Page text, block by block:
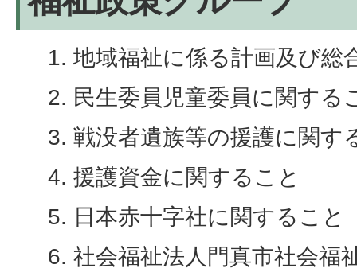
地域福祉に係る計画及び総
民生委員児童委員に関する
戦没者遺族等の援護に関す
援護資金に関すること
日本赤十字社に関すること
社会福祉法人門真市社会福